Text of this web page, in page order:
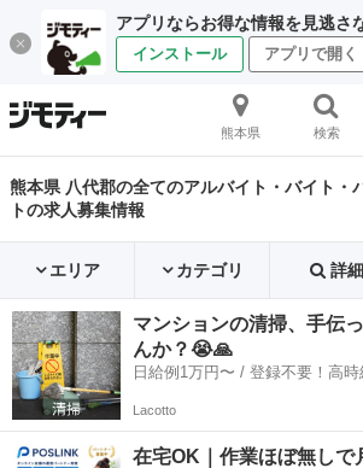
アプリならお得な情報を見逃さ
インストール アプリで開く
熊本県 検索
熊本県 八代郡の全てのアルバイト・バイト・
トの求人募集情報
エリア カテゴリ 詳細
マンションの清掃、手伝
んか？😭🙏
日給例1万円〜 / 登録不
Lacotto
在宅OK｜作業ほぼ無しで